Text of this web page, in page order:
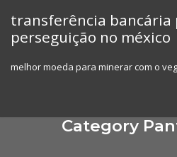
content
transferência bancária
perseguição no méxico
melhor moeda para minerar com o
Category